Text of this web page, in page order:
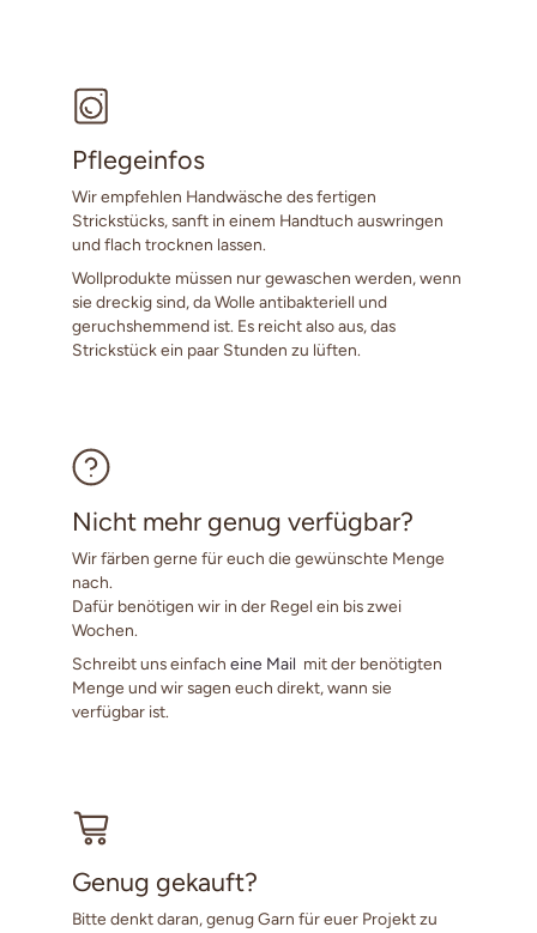
Pflegeinfos
Wir empfehlen Handwäsche des fertigen
Strickstücks, sanft in einem Handtuch auswringen
und flach trocknen lassen.
Wollprodukte müssen nur gewaschen werden, wenn
sie dreckig sind, da Wolle antibakteriell und
geruchshemmend ist. Es reicht also aus, das
Strickstück ein paar Stunden zu lüften.
Nicht mehr genug verfügbar?
Wir färben gerne für euch die gewünschte Menge
nach.
Dafür benötigen wir in der Regel ein bis zwei
Wochen.
Schreibt uns einfach eine Mail mit der benötigten
Menge und wir sagen euch direkt, wann sie
verfügbar ist.
Genug gekauft?
Bitte denkt daran, genug Garn für euer Projekt zu